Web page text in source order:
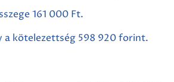
161 000 Ft.
a kötelezettség 598 920 forint.